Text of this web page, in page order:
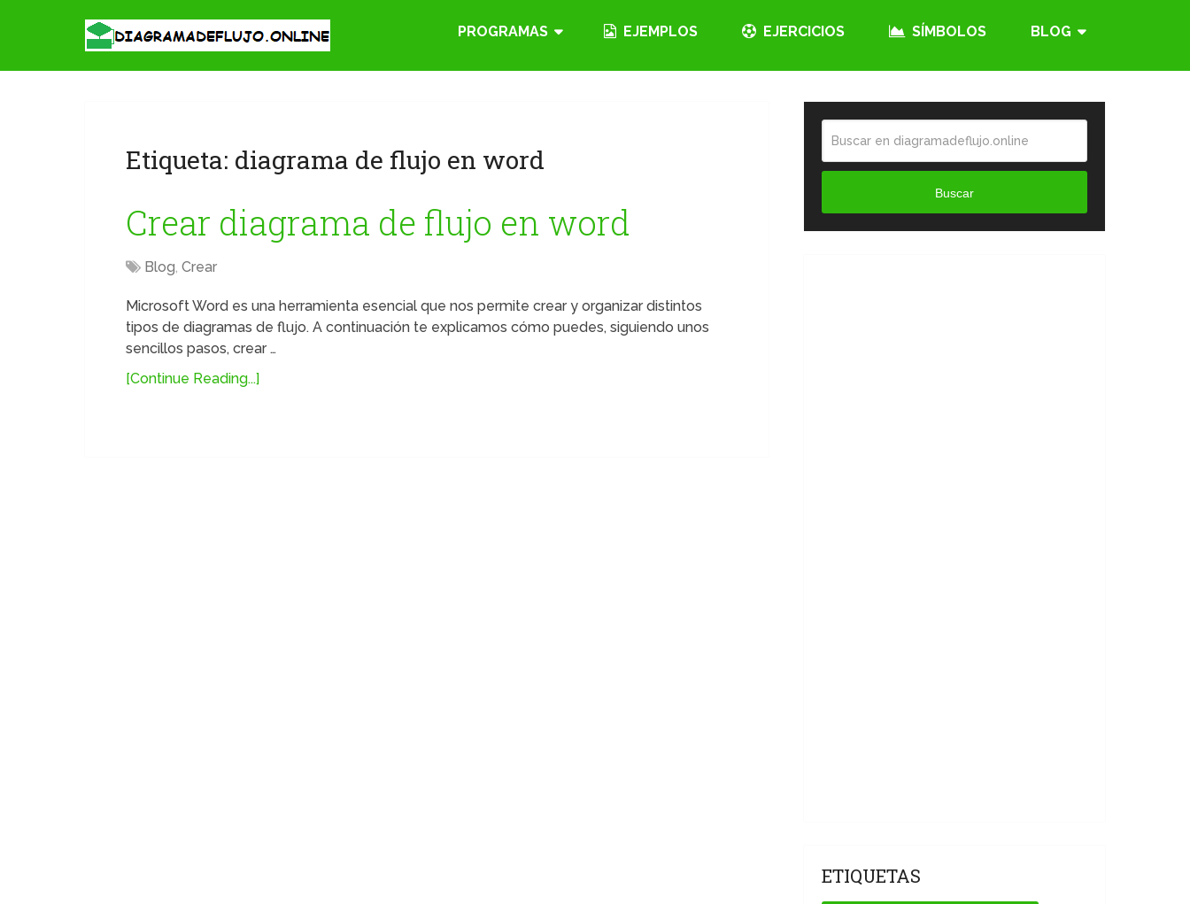
PROGRAMAS EJEMPLOS EJERCICIOS SÍMBOLOS BLOG
Etiqueta: diagrama de flujo en word
Crear diagrama de flujo en word
Blog, Crear
Microsoft Word es una herramienta esencial que nos permite crear y organizar distintos
tipos de diagramas de flujo. A continuación te explicamos cómo puedes, siguiendo unos
sencillos pasos, crear …
[Continue Reading...]
Buscar
ETIQUETAS